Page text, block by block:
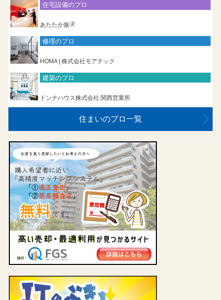
住宅設備のプロ
あたたか族🄬
修理のプロ
HOMA | 株式会社モアテック
建築のプロ
ドンナハウス株式会社 関西営業所
住まいのプロ一覧